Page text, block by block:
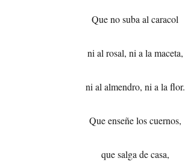
Que no suba al caracol
ni al rosal, ni a la maceta,
ni al almendro, ni a la flor.
Que enseñe los cuernos,
que salga de casa,